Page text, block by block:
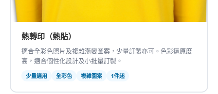
熱轉印（熱貼）
適合全彩色照片及複雜漸變圖案，少量訂製亦可。色彩還原度
高，適合個性化設計及小批量訂製。
少量適用 全彩色 複雜圖案 1件起